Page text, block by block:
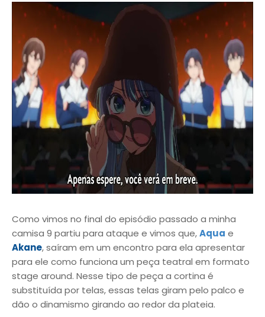
Como vimos no final do episódio passado a minha
camisa 9 partiu para ataque e vimos que,Aqua e
Akane, saíram em um encontro para ela apresentar
para ele como funciona um peça teatral em formato
stage around. Nesse tipo de peça a cortina é
substituída por telas, essas telas giram pelo palco e
dão o dinamismo girando ao redor da plateia.